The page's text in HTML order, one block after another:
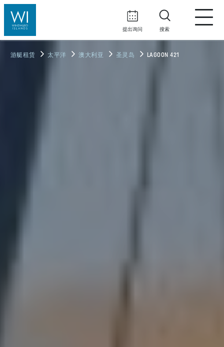
提出询问 搜索
游艇租赁 太平洋 澳大利亚 圣灵岛 LAGOON 421